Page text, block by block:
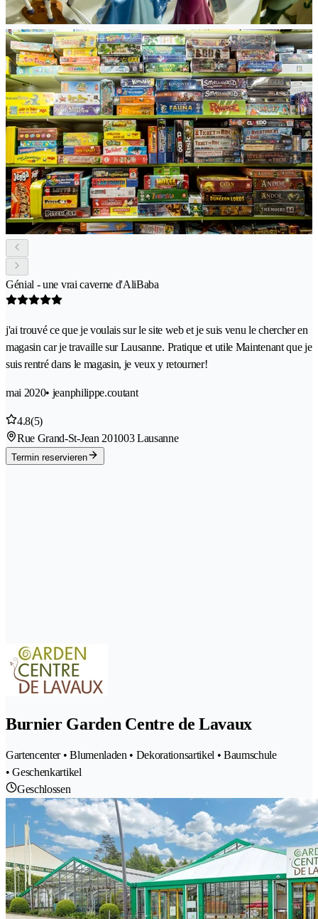
Génial - une vrai caverne d'AliBaba
j'ai trouvé ce que je voulais sur le site web et je suis venu le chercher en
magasin car je travaille sur Lausanne. Pratique et utile Maintenant que je
suis rentré dans le magasin, je veux y retourner!
mai 2020• jeanphilippe.coutant
4.8(5)
Rue Grand-St-Jean 201003 Lausanne
Termin reservieren
Burnier Garden Centre de Lavaux
Gartencenter • Blumenladen • Dekorationsartikel • Baumschule
• Geschenkartikel
Geschlossen